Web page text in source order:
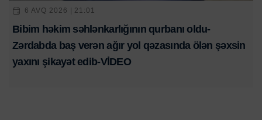
6 AVQ 2026 | 21:01
Bibim həkim səhlənkarlığının qurbanı oldu-
Zərdabda baş verən ağır yol qəzasında ölən şəxsin
yaxını şikayət edib-VİDEO